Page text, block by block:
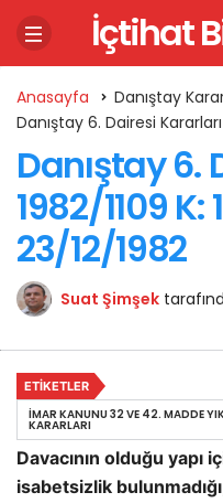
İçtihat
Anasayfa
Danıştay
Danıştay 6. Dairesi Kararları
Danıştay 6.
1982/1109
23/12/1982
Suat Şimşek
Davacının olduğu yapı
isabetsizlik
ETIKETLER
İMAR KANUNU 32 VE 42. MADDE
KARARLARI